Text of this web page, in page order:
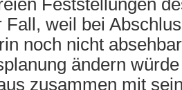
Feststellungen
Fall, weil bei
noch nicht
ändern
zusammen mit